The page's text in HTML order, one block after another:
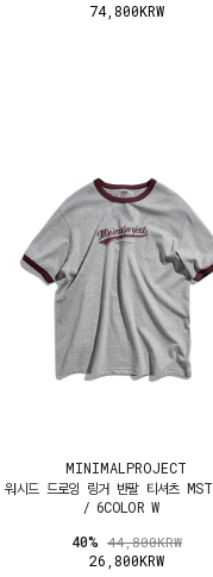
74,800KRW
MINIMALPROJECT
워시드 드로잉 링거 반팔 티셔츠
/ 6COLOR W
40% 44,800KRW
26,800KRW